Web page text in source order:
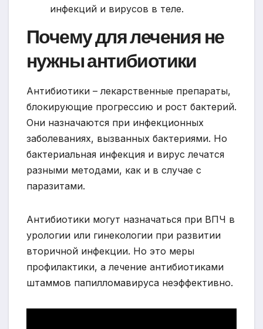
инфекций и вирусов в теле.
Почему для лечения не
нужны антибиотики
Антибиотики – лекарственные препараты,
блокирующие прогрессию и рост бактерий.
Они назначаются при инфекционных
заболеваниях, вызванных бактериями. Но
бактериальная инфекция и вирус лечатся
разными методами, как и в случае с
паразитами.
Антибиотики могут назначаться при ВПЧ в
урологии или гинекологии при развитии
вторичной инфекции. Но это меры
профилактики, а лечение антибиотиками
штаммов папилломавируса неэффективно.